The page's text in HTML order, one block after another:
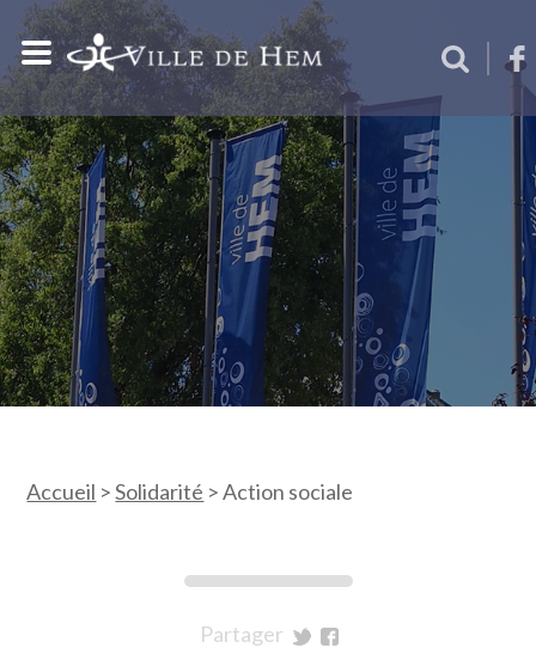
Accueil >Solidarité >Action sociale
Partager